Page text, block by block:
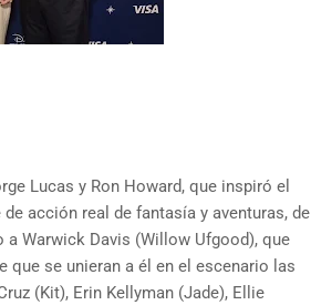
Lucas y Ron Howard, que inspiró el
acción real de fantasía y aventuras, de
Warwick Davis (Willow Ufgood), que
que se unieran a él en el escenario las
(Kit), Erin Kellyman (Jade), Ellie